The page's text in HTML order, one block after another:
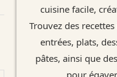
cuisine facile,
Trouvez des
entrées, plats,
pâtes, ainsi que
pour